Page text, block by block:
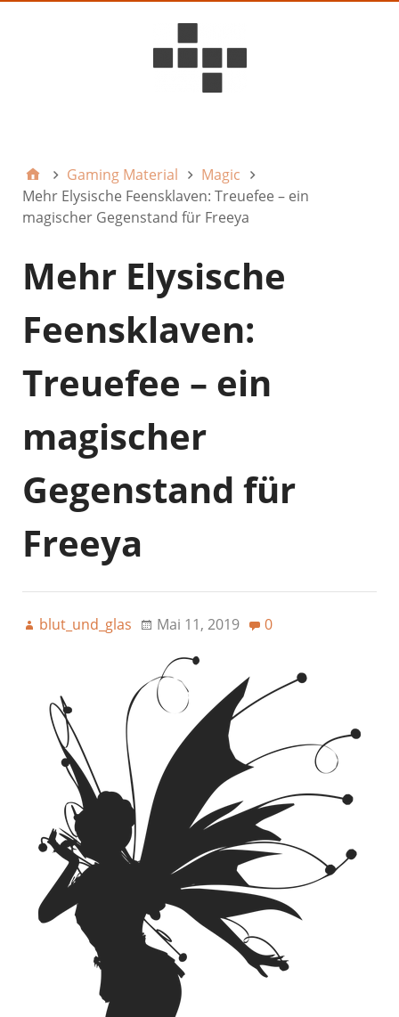
Gaming Material
Magic
Mehr Elysische Feensklaven: Treuefee – ein
magischer Gegenstand für Freeya
Mehr Elysische
Feensklaven:
Treuefee – ein
magischer
Gegenstand für
Freeya
blut_und_glas Mai 11, 2019 0